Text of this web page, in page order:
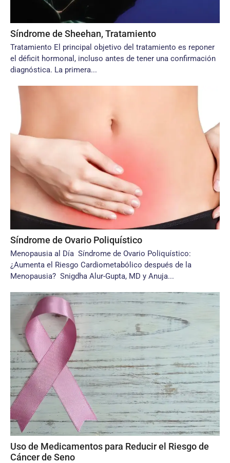
Síndrome de Sheehan, Tratamiento
Tratamiento El principal objetivo del tratamiento es reponer
el déficit hormonal, incluso antes de tener una confirmación
diagnóstica. La primera...
Síndrome de Ovario Poliquístico
Menopausia al Día Síndrome de Ovario Poliquístico:
¿Aumenta el Riesgo Cardiometabólico después de la
Menopausia? Snigdha Alur-Gupta, MD y Anuja...
Uso de Medicamentos para Reducir el Riesgo de
Cáncer de Seno